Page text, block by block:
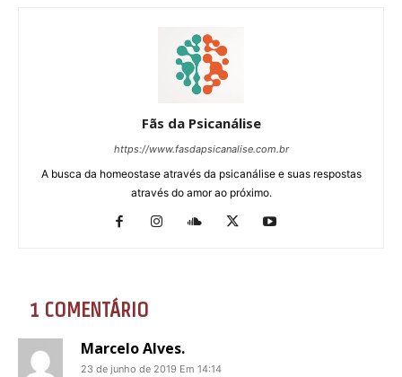
Fãs da Psicanálise
https://www.fasdapsicanalise.com.br
A busca da homeostase através da psicanálise e suas respostas
através do amor ao próximo.
1 COMENTÁRIO
Marcelo Alves.
23 de junho de 2019 Em 14:14